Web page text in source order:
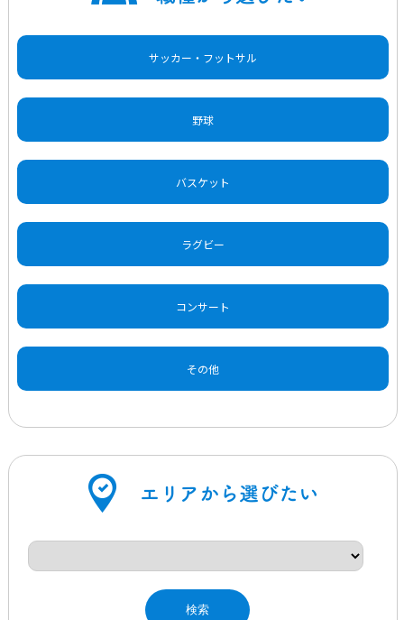
サッカー・フットサル
野球
バスケット
ラグビー
コンサート
その他